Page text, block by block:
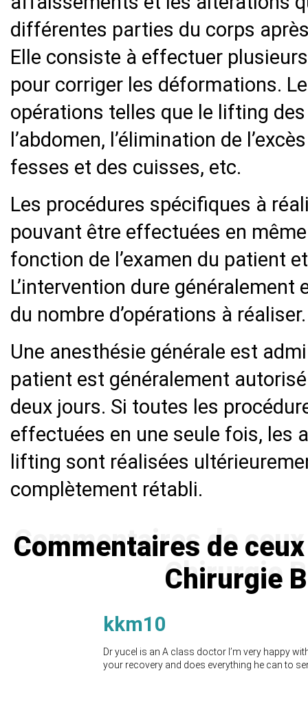
différentes parties du corps
Elle consiste à effectuer
pour corriger les déformations.
opérations telles que le lifting
l’abdomen, l’élimination de
fesses et des cuisses, etc.
Les procédures spécifiques à
pouvant être effectuées en
fonction de l’examen du patient
L’intervention dure
du nombre d’opérations à réaliser.
Une anesthésie générale est
patient est généralement
deux jours. Si toutes les
effectuées en une seule fois, les
lifting sont réalisées
complètement rétabli.
Commentaires de
Chirurgie
kkm10
Dr yucel is an A class doctor I’m very happy
your recovery and does everything he can to